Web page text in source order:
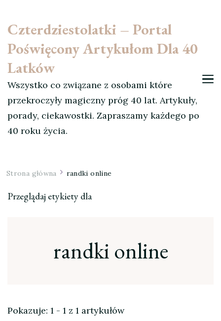
Czterdziestolatki – Portal
Poświęcony Artykułom Dla 40
Latków
Wszystko co związane z osobami które
przekroczyły magiczny próg 40 lat. Artykuły,
porady, ciekawostki. Zapraszamy każdego po
40 roku życia.
Strona główna randki online
Przeglądaj etykiety dla
randki online
Pokazuje: 1 - 1 z 1 artykułów